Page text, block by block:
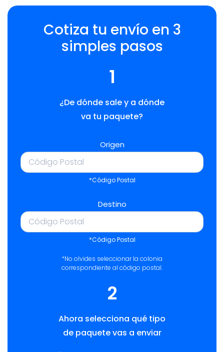
Cotiza tu envío en 3
simples pasos
1
¿De dónde sale y a dónde
va tu paquete?
Origen
*Código Postal
Destino
*Código Postal
*No olvides seleccionar la colonia
correspondiente al código postal.
2
Ahora selecciona qué tipo
de paquete vas a enviar